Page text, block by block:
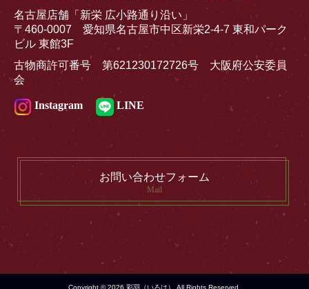
名古屋店舗「新栄 広小路通り沿い」
〒460-0007 愛知県名古屋市中区新栄2-4-7 東和パーク
ビル 東館3F
古物商許可番号 第621230172726号 大阪府公安委員
会
Instagram LINE
お問い合わせフォーム
Mail
Copyright © 2026 彩羽（いろは） All Rights Reserved.